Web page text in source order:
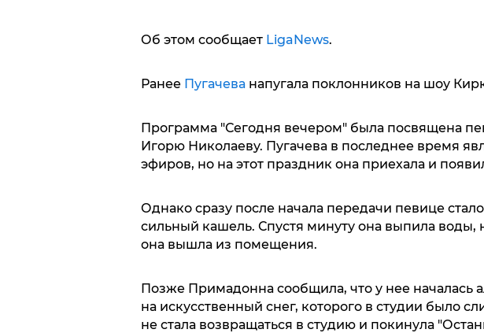
Об этом сообщает LigaNews.
Ранее Пугачеванапугала поклонников на шоу
Программа "Сегодня вечером" была посвящена
Игорю Николаеву. Пугачева в последнее время
эфиров, но на этот праздник она приехала и
Однако сразу после начала передачи певице
сильный кашель. Спустя минуту она выпила воды,
она вышла из помещения.
Позже Примадонна сообщила, что у нее началась
на искусственный снег, которого в студии было
не стала возвращаться в студию и покинула